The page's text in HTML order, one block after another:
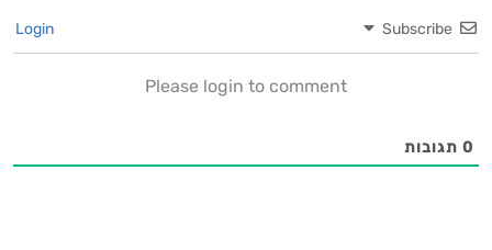
Subscribe
Please login to comment
0 תגובות